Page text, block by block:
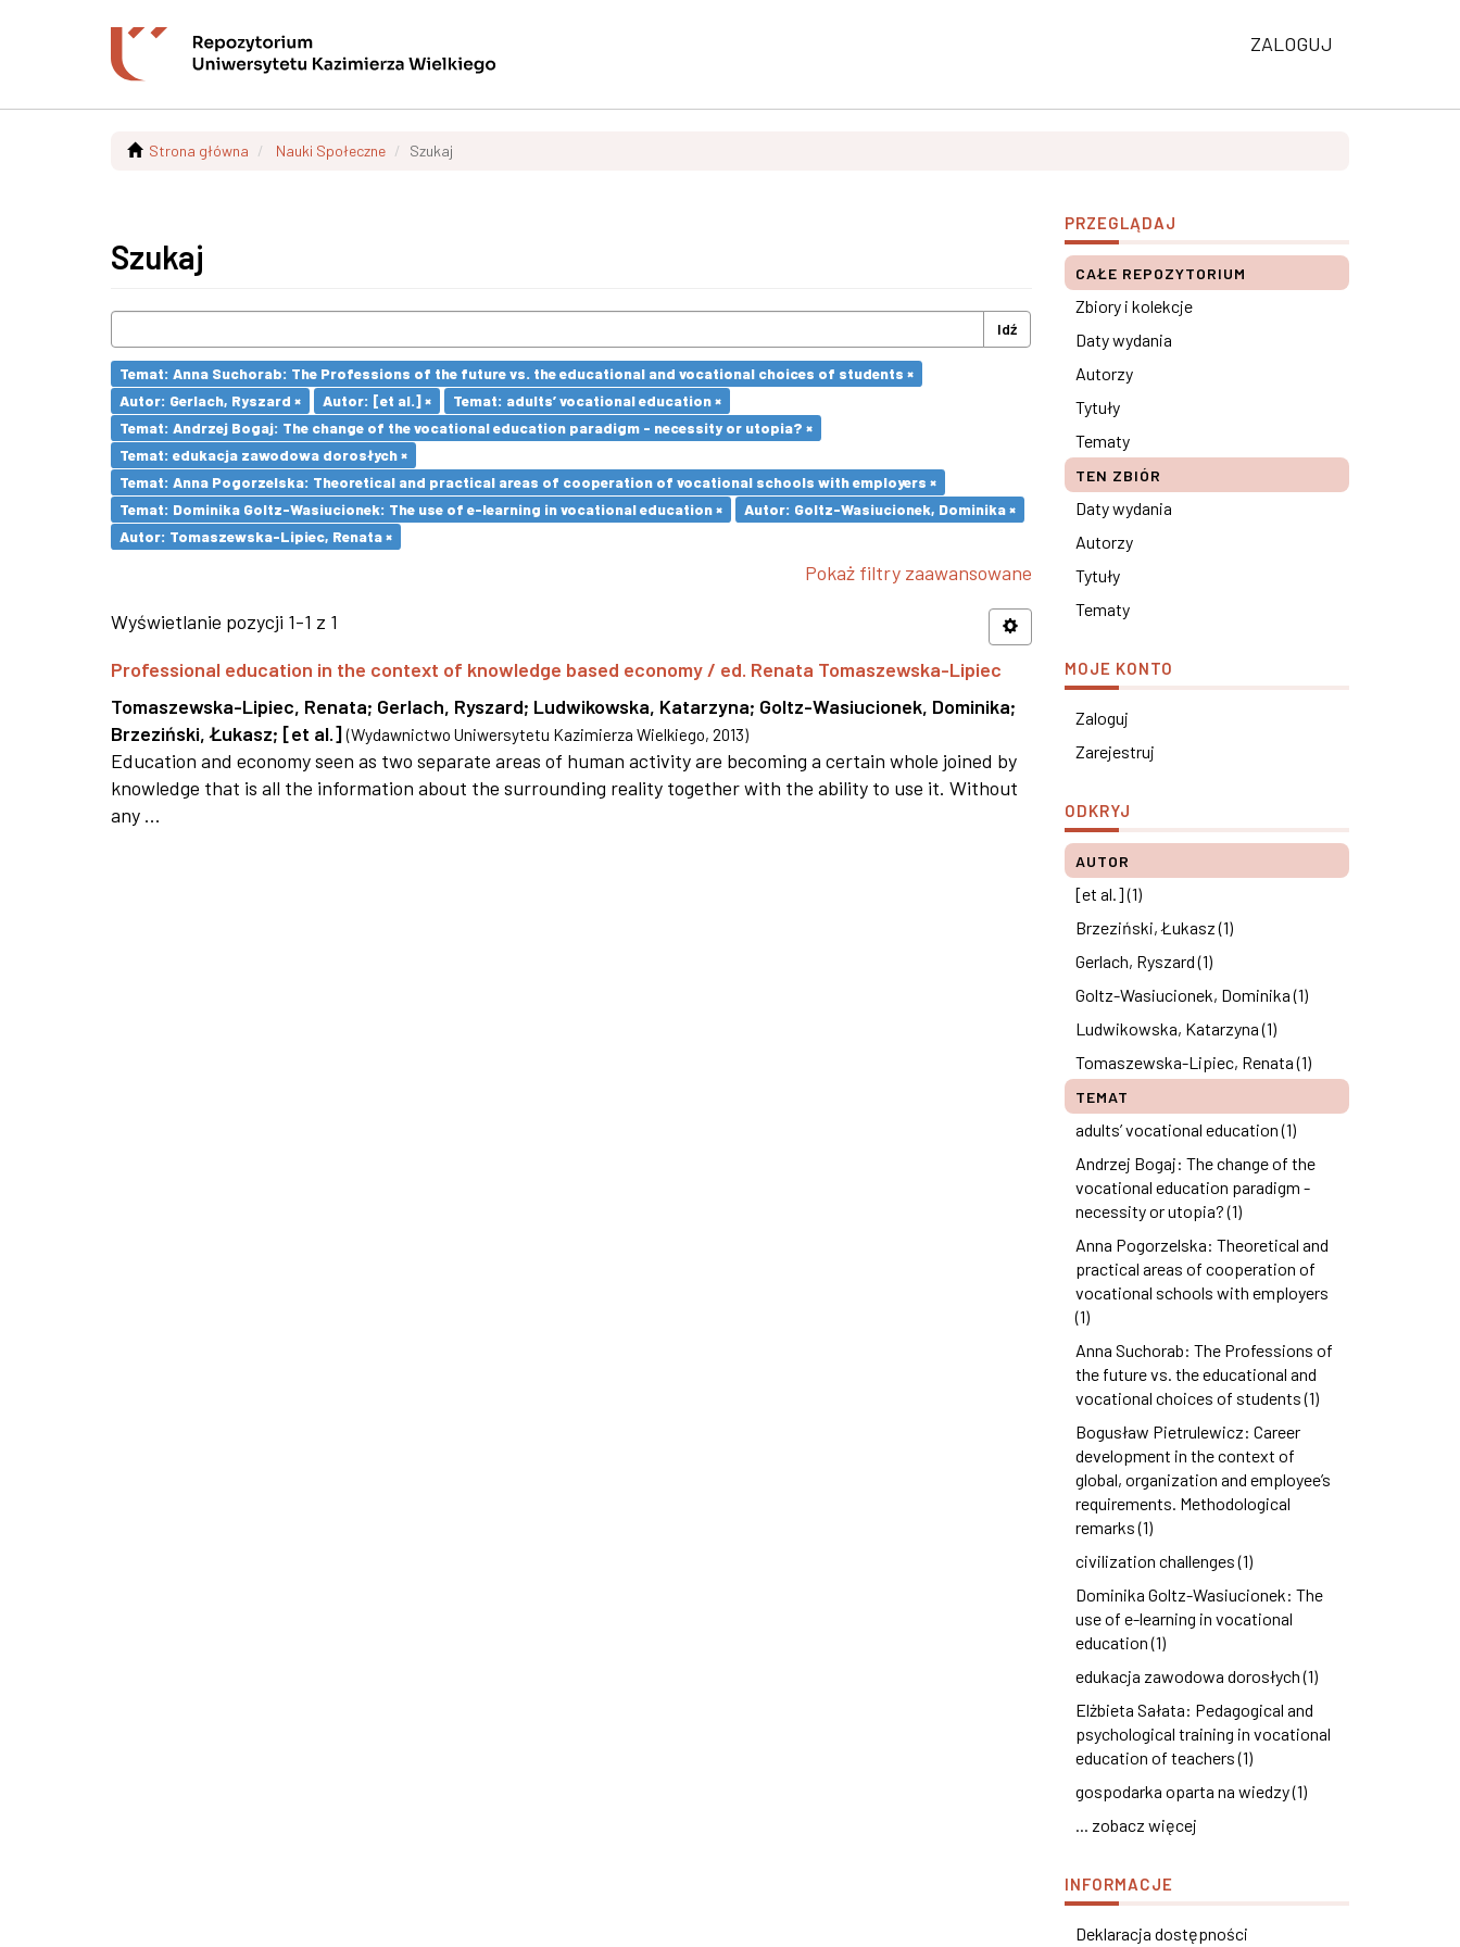
ZALOGUJ
Strona główna Nauki Społeczne Szukaj
Szukaj
Idź
Temat: Anna Suchorab: The Professions of the future vs. the educational and vocational choices of students ×
Autor: Gerlach, Ryszard ×
Autor: [et al.] ×
Temat: adults’ vocational education ×
Temat: Andrzej Bogaj: The change of the vocational education paradigm - necessity or utopia? ×
Temat: edukacja zawodowa dorosłych ×
Temat: Anna Pogorzelska: Theoretical and practical areas of cooperation of vocational schools with employers ×
Temat: Dominika Goltz-Wasiucionek: The use of e-learning in vocational education ×
Autor: Goltz-Wasiucionek, Dominika ×
Autor: Tomaszewska-Lipiec, Renata ×
Pokaż filtry zaawansowane
Wyświetlanie pozycji 1-1 z 1
Professional education in the context of knowledge based economy / ed. Renata Tomaszewska-Lipiec
Tomaszewska-Lipiec, Renata; Gerlach, Ryszard; Ludwikowska, Katarzyna; Goltz-Wasiucionek, Dominika;
Brzeziński, Łukasz; [et al.] (Wydawnictwo Uniwersytetu Kazimierza Wielkiego, 2013)
Education and economy seen as two separate areas of human activity are becoming a certain whole joined by
knowledge that is all the information about the surrounding reality together with the ability to use it. Without
any ...
PRZEGLĄDAJ
CAŁE REPOZYTORIUM
Zbiory i kolekcje
Daty wydania
Autorzy
Tytuły
Tematy
TEN ZBIÓR
Daty wydania
Autorzy
Tytuły
Tematy
MOJE KONTO
Zaloguj
Zarejestruj
ODKRYJ
AUTOR
[et al.] (1)
Brzeziński, Łukasz (1)
Gerlach, Ryszard (1)
Goltz-Wasiucionek, Dominika (1)
Ludwikowska, Katarzyna (1)
Tomaszewska-Lipiec, Renata (1)
TEMAT
adults’ vocational education (1)
Andrzej Bogaj: The change of the
vocational education paradigm -
necessity or utopia? (1)
Anna Pogorzelska: Theoretical and
practical areas of cooperation of
vocational schools with employers
(1)
Anna Suchorab: The Professions of
the future vs. the educational and
vocational choices of students (1)
Bogusław Pietrulewicz: Career
development in the context of
global, organization and employee’s
requirements. Methodological
remarks (1)
civilization challenges (1)
Dominika Goltz-Wasiucionek: The
use of e-learning in vocational
education (1)
edukacja zawodowa dorosłych (1)
Elżbieta Sałata: Pedagogical and
psychological training in vocational
education of teachers (1)
gospodarka oparta na wiedzy (1)
... zobacz więcej
INFORMACJE
Deklaracja dostępności